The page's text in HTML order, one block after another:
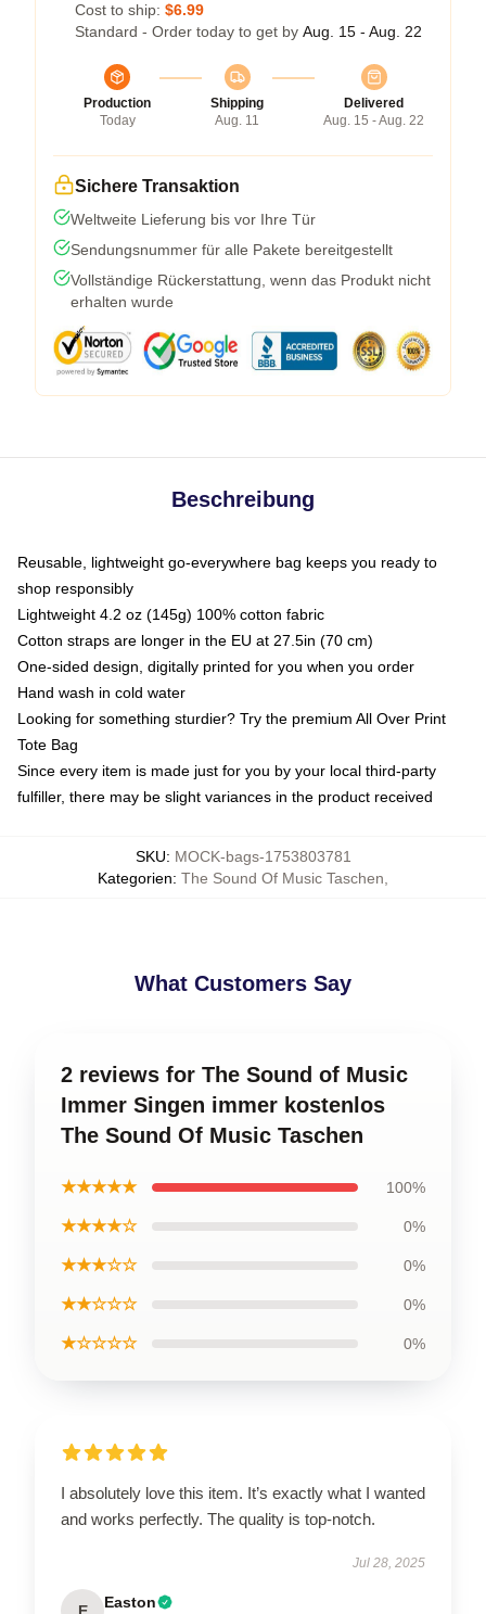
Cost to ship: $6.99
Standard - Order today to get by Aug. 15 - Aug. 22
Production
Today
Shipping
Aug. 11
Delivered
Aug. 15 - Aug. 22
Sichere Transaktion
Weltweite Lieferung bis vor Ihre Tür
Sendungsnummer für alle Pakete bereitgestellt
Vollständige Rückerstattung, wenn das Produkt nicht
erhalten wurde
Beschreibung
Reusable, lightweight go-everywhere bag keeps you ready to
shop responsibly
Lightweight 4.2 oz (145g) 100% cotton fabric
Cotton straps are longer in the EU at 27.5in (70 cm)
One-sided design, digitally printed for you when you order
Hand wash in cold water
Looking for something sturdier? Try the premium All Over Print
Tote Bag
Since every item is made just for you by your local third-party
fulfiller, there may be slight variances in the product received
SKU: MOCK-bags-1753803781
Kategorien: The Sound Of Music Taschen
What Customers Say
2 reviews for The Sound of Music
Immer Singen immer kostenlos
The Sound Of Music Taschen
★★★★★ 100%
★★★★☆ 0%
★★★☆☆ 0%
★★☆☆☆ 0%
★☆☆☆☆ 0%
I absolutely love this item. It’s exactly what I wanted
and works perfectly. The quality is top-notch.
Jul 28, 2025
Easton